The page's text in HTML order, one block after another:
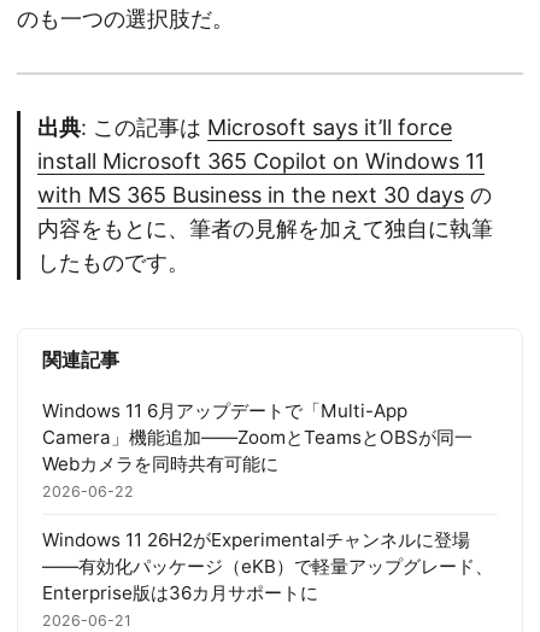
のも一つの選択肢だ。
出典: この記事は Microsoft says it’ll force
install Microsoft 365 Copilot on Windows 11
with MS 365 Business in the next 30 days の
内容をもとに、筆者の見解を加えて独自に執筆
したものです。
関連記事
Windows 11 6月アップデートで「Multi-App
Camera」機能追加——ZoomとTeamsとOBSが同一
Webカメラを同時共有可能に
2026-06-22
Windows 11 26H2がExperimentalチャンネルに登場
——有効化パッケージ（eKB）で軽量アップグレード、
Enterprise版は36カ月サポートに
2026-06-21